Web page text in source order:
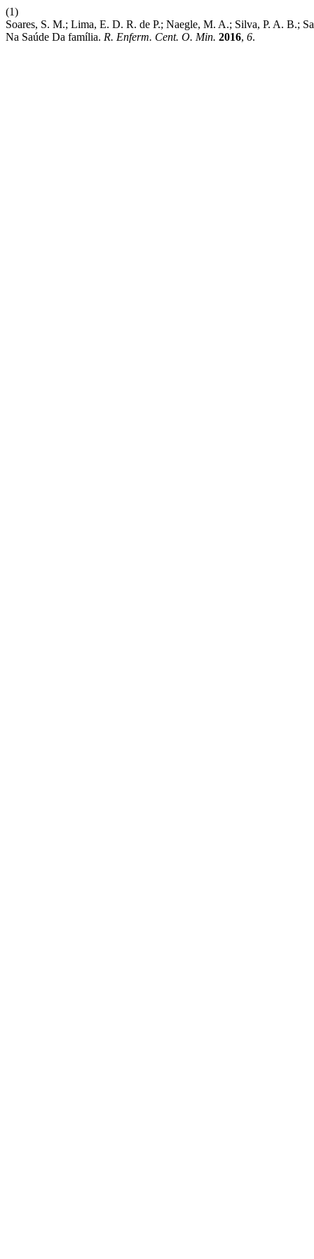
(1)
Soares, S. M.; Lima, E. D. R. de P.; Naegle, M. A.; Silva, P. A. B.;
Na Saúde Da família. R. Enferm. Cent. O. Min. 2016, 6.